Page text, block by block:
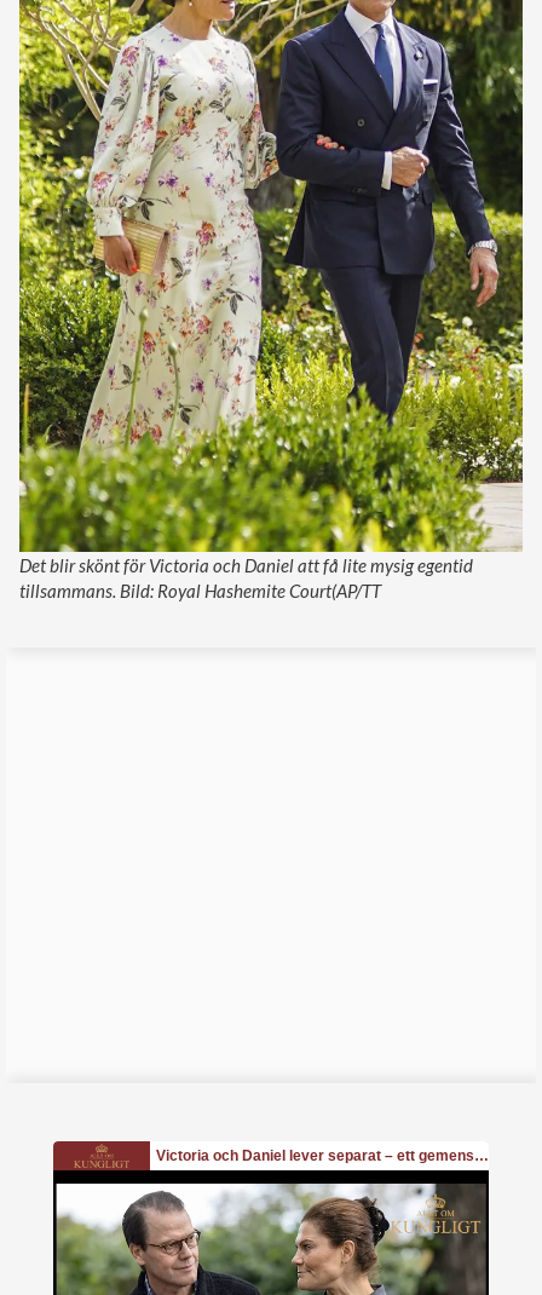
Det blir skönt för Victoria och Daniel att få lite mysig egentid
tillsammans. Bild: Royal Hashemite Court(AP/TT